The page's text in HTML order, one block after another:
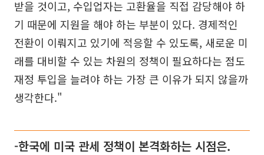
받을 것이고, 수입업자는 고환율을 직접 감당해야 하
기 때문에 지원을 해야 하는 부분이 있다. 경제적인
전환이 이뤄지고 있기에 적응할 수 있도록, 새로운 미
래를 대비할 수 있는 차원의 정책이 필요하다는 점도
재정 투입을 늘려야 하는 가장 큰 이유가 되지 않을까
생각한다."
-한국에 미국 관세 정책이 본격화하는 시점은.